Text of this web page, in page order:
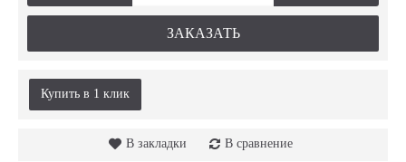
ЗАКАЗАТЬ
Купить в 1 клик
В закладки В сравнение